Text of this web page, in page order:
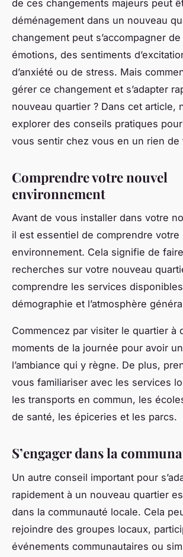
de ces changements majeurs peut
déménagement dans un nouveau
changement peut s’accompagner
émotions, des sentiments
d’anxiété ou de stress. Mais
gérer ce changement et s’adapter
nouveau quartier ? Dans cet article,
explorer des conseils pratiques
vous sentir chez vous en un rien de
Comprendre votre nouvel
environnement
Avant de vous installer dans votre
il est essentiel de comprendre votre
environnement. Cela signifie de
recherches sur votre nouveau
comprendre les services
démographie et l’atmosphère
Commencez par visiter le quartier à
moments de la journée pour avoir
l’ambiance qui y règne. De plus,
vous familiariser avec les services
les transports en commun, les
de santé, les épiceries et les parcs.
S’engager dans la
Un autre conseil important pour
rapidement à un nouveau quartier
dans la communauté locale. Cela
rejoindre des groupes locaux,
événements communautaires ou